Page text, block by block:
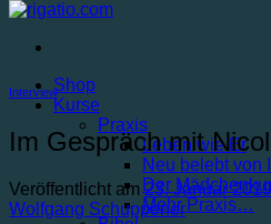
Shop
Kurse
Praxis
Leben wie Er
Neu belebt von
Der
Mehr Praxis…
Interview
Im Gespräch mit
Veröffentlicht am23. Januar 2019
Wolfgang Schuppener